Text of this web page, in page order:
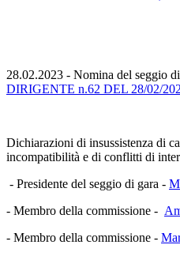
28.02.2023 - Nomina del seggio
DIRIGENTE n.62 DEL 28/02/
Dichiarazioni di insussistenza di
incompatibilità e di conflitti di
- Presidente del seggio di gara -
- Membro della commissione -
- Membro della commissione -